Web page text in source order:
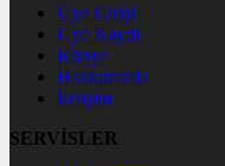
Üye Girişi
Üye Kaydı
Künye
Hakkımızda
İletişim
SERVİSLER